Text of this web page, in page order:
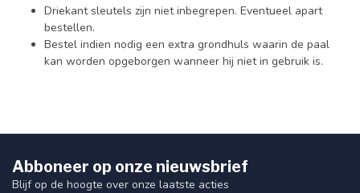
Driekant sleutels zijn niet inbegrepen. Eventueel apart
bestellen.
Bestel indien nodig een extra grondhuls waarin de paal
kan worden opgeborgen wanneer hij niet in gebruik is.
Abboneer op onze nieuwsbrief
Blijf op de hoogte over onze laatste acties